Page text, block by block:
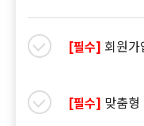
[필수] 회원
[필수] 맞춤